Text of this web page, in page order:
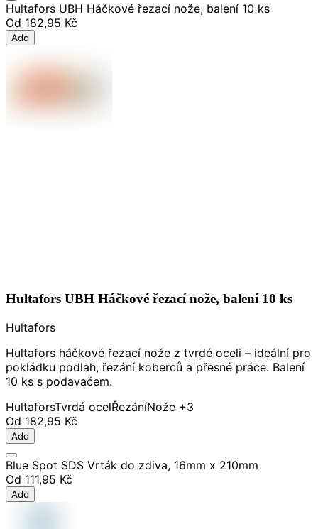
Hultafors UBH Háčkové řezací nože, balení 10 ks
Od 182,95 Kč
Add
Hultafors UBH Háčkové řezací nože, balení 10 ks
Hultafors
Hultafors háčkové řezací nože z tvrdé oceli – ideální pro
pokládku podlah, řezání koberců a přesné práce. Balení
10 ks s podavačem.
HultaforsTvrdá ocelŘezáníNože +3
Od 182,95 Kč
Add
Blue Spot SDS Vrták do zdiva, 16mm x 210mm
Od 111,95 Kč
Add